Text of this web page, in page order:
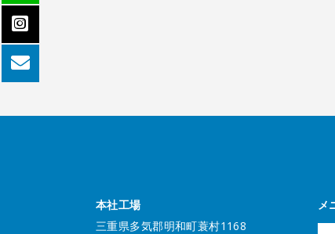
本社工場
三重県多気郡明和町蓑村1168
メ